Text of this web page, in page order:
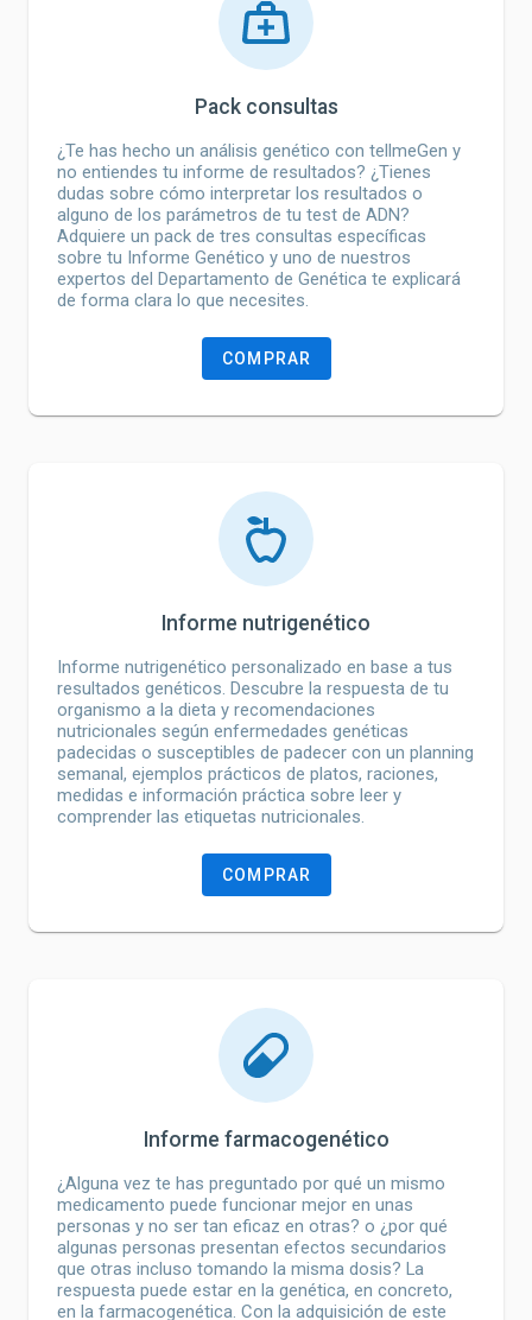
Pack consultas
¿Te has hecho un análisis genético con tellmeGen y
no entiendes tu informe de resultados? ¿Tienes
dudas sobre cómo interpretar los resultados o
alguno de los parámetros de tu test de ADN?
Adquiere un pack de tres consultas específicas
sobre tu Informe Genético y uno de nuestros
expertos del Departamento de Genética te explicará
de forma clara lo que necesites.
COMPRAR
Informe nutrigenético
Informe nutrigenético personalizado en base a tus
resultados genéticos. Descubre la respuesta de tu
organismo a la dieta y recomendaciones
nutricionales según enfermedades genéticas
padecidas o susceptibles de padecer con un planning
semanal, ejemplos prácticos de platos, raciones,
medidas e información práctica sobre leer y
comprender las etiquetas nutricionales.
COMPRAR
Informe farmacogenético
¿Alguna vez te has preguntado por qué un mismo
medicamento puede funcionar mejor en unas
personas y no ser tan eficaz en otras? o ¿por qué
algunas personas presentan efectos secundarios
que otras incluso tomando la misma dosis? La
respuesta puede estar en la genética, en concreto,
en la farmacogenética. Con la adquisición de este